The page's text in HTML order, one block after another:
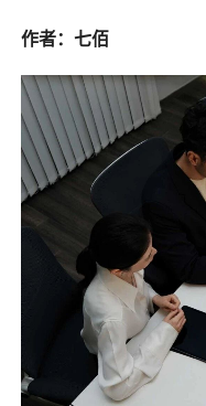
作者：七佰